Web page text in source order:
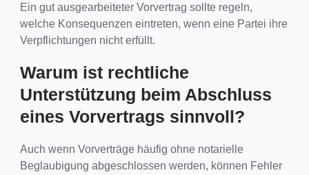
Ein gut ausgearbeiteter Vorvertrag sollte regeln,
welche Konsequenzen eintreten, wenn eine Partei ihre
Verpflichtungen nicht erfüllt.
Warum ist rechtliche
Unterstützung beim Abschluss
eines Vorvertrags sinnvoll?
Auch wenn Vorverträge häufig ohne notarielle
Beglaubigung abgeschlossen werden, können Fehler